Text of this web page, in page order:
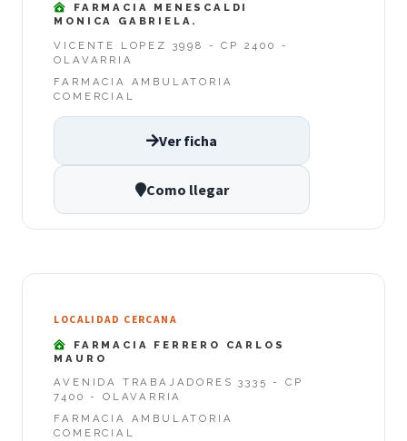
FARMACIA MENESCALDI
MONICA GABRIELA.
VICENTE LOPEZ 3998 - CP 2400 -
OLAVARRIA
FARMACIA AMBULATORIA
COMERCIAL
Ver ficha
Como llegar
LOCALIDAD CERCANA
FARMACIA FERRERO CARLOS
MAURO
AVENIDA TRABAJADORES 3335 - CP
7400 - OLAVARRIA
FARMACIA AMBULATORIA
COMERCIAL